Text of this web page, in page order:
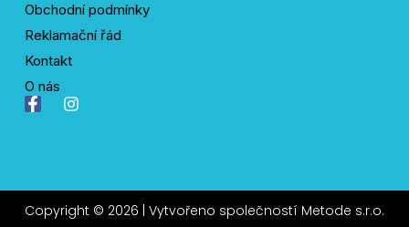
F
o
k
I
a
Obchodní podmínky
Reklamační řád
Kontakt
O nás
Copyright © 2026 | Vytvořeno společností Metode s.r.o.